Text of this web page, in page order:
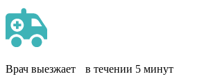
Врач выезжает в течении 5 минут